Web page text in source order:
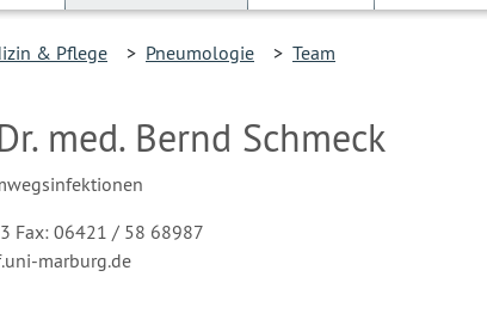
& Pflege > Pneumologie > Team
med. Bernd Schmeck
Fax: 06421 / 58 68987
marburg.de